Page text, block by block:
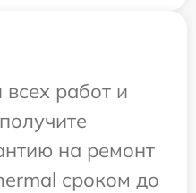
работ и
на ремонт
сроком до